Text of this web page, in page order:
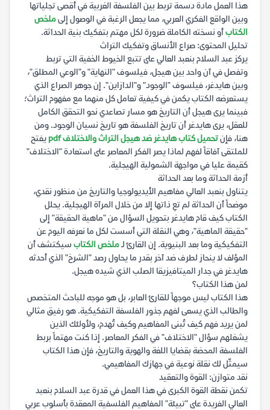
هذا العمل مادة دسمة تربط بين الفلسفة الغربية في أقصى تجلياتها
وبين الواقع الفكري العربي، مما يجعل الرغبة في الوصول إلىملخص
الكتابأو نسخته الكاملة ضرورة لكل مهتم بتفكيك بنية الحداثة.
تحليل المحتوى: صراع الأنساق وتفكيك التراث
يركز عبد السلام بنعبد العالي على تتبع الخيوط الخفية التي تربط
وتفصل في آن واحد بين هيجل، فيلسوف "النهاية" و"الوعي المطلق"،
وبين هايدغر، فيلسوف "الوجود" و"الدازاين". إن جوهر الصراع الذي
يستعرضه الكتاب يكمن في كيفية تعامل كل منهما مع مفهوم التراث؛
فبينما يرى هيجل أن التاريخ هو مسار تصاعدي نحو التحقق الكامل
للعقل، يرى هايدغر أن تاريخ الفلسفة هو تاريخ نسيان الوجود. ومن
هنا، فإنتحميل كتاب هايدغر ضد هيجل التراث والاختلاف pdf
يفتح
للملتقى آفاقاً لفهم لماذا يصر الفكر المعاصر على استعادة "الاختلاف"
كقيمة عليا في مواجهة الشمولية الهيجلية.
أزمة الحداثة وما بعد الحداثة
يتناول بنعبد العالي مفاهيم الأيديولوجيا والتاريخ من منظور نقدي،
موضحاً أن الحداثة لم تعِ ذاتها إلا من خلال المرآة الهيجلية. يحلل
الكتاب كيف قام هايدغر بتحويل السؤال من "ماهية الحقيقة" إلى
"حقيقة الماهية"، وهي النقلة التي أسست لكل ما نعرفه اليوم عن
التفكيكية وما بعد البنيوية. إن القارئ لـملخص الكتاب سيكتشف أن
المؤلف لا ينحاز لطرف ضد آخر بقدر ما يحاول رصد "الشرخ" الذي أحدثه
هايدغر في جدار الميتافيزيقا الصلب الذي شيده هيجل.
لمن هذا الكتاب؟
هذا الكتاب ليس موجهاً للقارئ العابر، بل هو موجه للباحث المتخصص
والطالب الذي يسعى لفهم جذور الفلسفة التفكيكية. هو رفيق مثالي
لمن يريد فهم كيف تُبنى المفاهيم وكيف تُهدم، ولأولئك الذين
يشغلهم سؤال "الاختلاف" في الفكر المعاصر. إذا كنت مهتماً بربط
الفلسفة المحضة بقضايا اللغة والهوية والتاريخ، فإن هذا الكتاب
سيمثّل لك نقلة نوعية في جهازك المفاهيمي.
نقد متوازن: القوة والتعقيد
تكمن نقطة القوة الكبرى في هذا العمل في قدرة عبد السلام بنعبد
العالي الفريدة على "تبيئة" المفاهيم الفلسفية المعقدة بأسلوب عربي